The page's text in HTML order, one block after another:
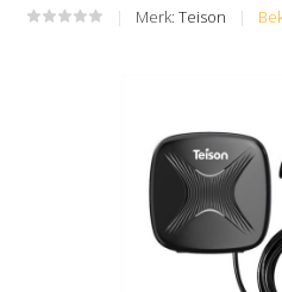
Merk:Teison